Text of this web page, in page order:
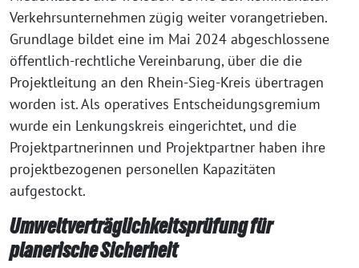
Verkehrsunternehmen zügig weiter vorangetrieben.
Grundlage bildet eine im Mai 2024 abgeschlossene
öffentlich-rechtliche Vereinbarung, über die die
Projektleitung an den Rhein-Sieg-Kreis übertragen
worden ist. Als operatives Entscheidungsgremium
wurde ein Lenkungskreis eingerichtet, und die
Projektpartnerinnen und Projektpartner haben ihre
projektbezogenen personellen Kapazitäten
aufgestockt.
Umweltverträglichkeitsprüfung für
planerische Sicherheit